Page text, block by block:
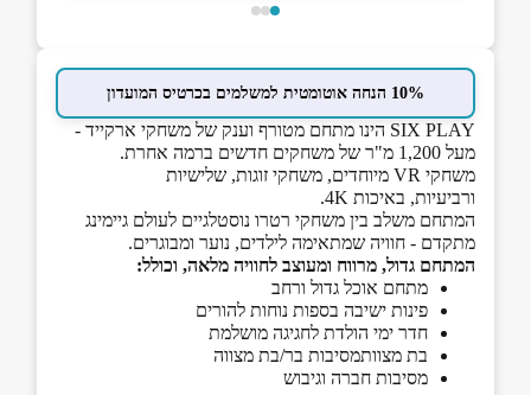
10% הנחה אוטומטית למשלמים בכרטיס המועדון
SIX PLAY הינו מתחם מטורף וענק של משחקי ארקייד -
מעל 1,200 מ"ר של משחקים חדשים ברמה אחרת.
משחקי VR מיוחדים, משחקי זוגות, שלישיות
ורביעיות, באיכות 4K.
המתחם משלב בין משחקי רטרו נוסטלגיים לעולם גיימינג
מתקדם - חוויה שמתאימה לילדים, נוער ומבוגרים.
המתחם גדול, מרווח ומעוצב לחוויה מלאה, וכולל:
מתחם אוכל גדול ורחב
פינות ישיבה בספות נוחות להורים
חדר ימי הולדת לחגיגה מושלמת
בת מצוותמסיבות בר/בת מצווה
מסיבות חברה וגיבוש